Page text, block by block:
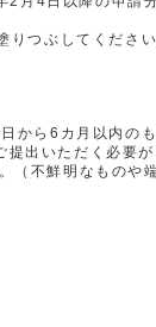
つぶしてください
から6カ月以内のも
出いただく必要が
不鮮明なものや